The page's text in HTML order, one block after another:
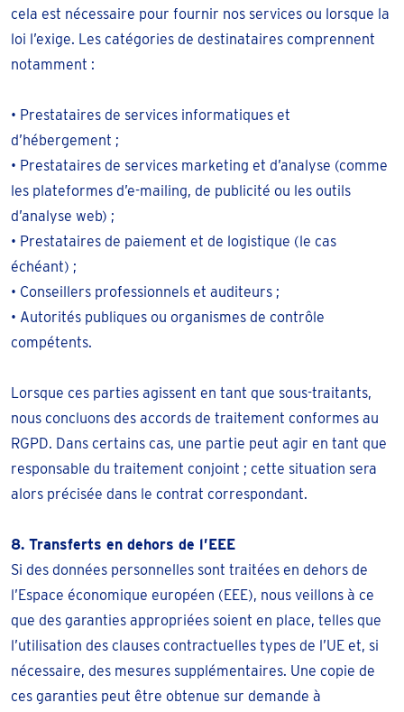
cela est nécessaire pour fournir nos services ou lorsque la
loi l’exige. Les catégories de destinataires comprennent
notamment :
• Prestataires de services informatiques et
d’hébergement ;
• Prestataires de services marketing et d’analyse (comme
les plateformes d’e-mailing, de publicité ou les outils
d’analyse web) ;
• Prestataires de paiement et de logistique (le cas
échéant) ;
• Conseillers professionnels et auditeurs ;
• Autorités publiques ou organismes de contrôle
compétents.
Lorsque ces parties agissent en tant que sous-traitants,
nous concluons des accords de traitement conformes au
RGPD. Dans certains cas, une partie peut agir en tant que
responsable du traitement conjoint ; cette situation sera
alors précisée dans le contrat correspondant.
8. Transferts en dehors de l’EEE
Si des données personnelles sont traitées en dehors de
l’Espace économique européen (EEE), nous veillons à ce
que des garanties appropriées soient en place, telles que
l’utilisation des clauses contractuelles types de l’UE et, si
nécessaire, des mesures supplémentaires. Une copie de
ces garanties peut être obtenue sur demande à